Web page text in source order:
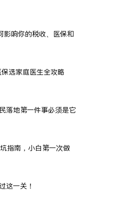
影响你的税收、医保和
选家庭医生全攻略
落地第一件事必须是它
指南，小白第一次做
这一关！